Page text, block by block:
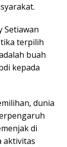
Setiawan
terpilih
buah
kepada
dunia
di
aktivitas